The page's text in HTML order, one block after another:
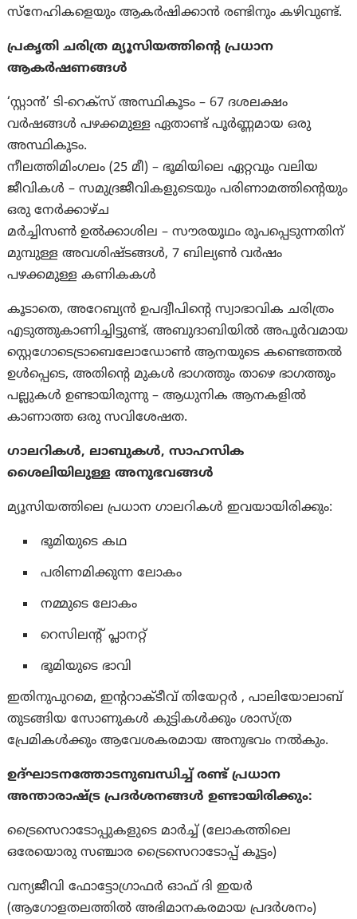
സ്നേഹികളെയും ആകർഷിക്കാൻ രണ്ടിനും കഴിവുണ്ട്.
പ്രകൃതി ചരിത്ര മ്യൂസിയത്തിന്റെ പ്രധാന
ആകർഷണങ്ങൾ
‘സ്റ്റാൻ’ ടി-റെക്സ് അസ്ഥികൂടം – 67 ദശലക്ഷം
വർഷങ്ങൾ പഴക്കമുള്ള ഏതാണ്ട് പൂർണ്ണമായ ഒരു
അസ്ഥികൂടം.
നീലത്തിമിംഗലം (25 മീ) – ഭൂമിയിലെ ഏറ്റവും വലിയ
ജീവികൾ – സമുദ്രജീവികളുടെയും പരിണാമത്തിന്റെയും
ഒരു നേർക്കാഴ്ച
മർച്ചിസൺ ഉൽക്കാശില – സൗരയൂഥം രൂപപ്പെടുന്നതിന്
മുമ്പുള്ള അവശിഷ്ടങ്ങൾ, 7 ബില്യൺ വർഷം
പഴക്കമുള്ള കണികകൾ
കൂടാതെ, അറേബ്യൻ ഉപദ്വീപിന്റെ സ്വാഭാവിക ചരിത്രം
എടുത്തുകാണിച്ചിട്ടുണ്ട്, അബുദാബിയിൽ അപൂർവമായ
സ്റ്റെഗോടെട്രാബെലോഡോൺ ആനയുടെ കണ്ടെത്തൽ
ഉൾപ്പെടെ, അതിന്റെ മുകൾ ഭാഗത്തും താഴെ ഭാഗത്തും
പല്ലുകൾ ഉണ്ടായിരുന്നു – ആധുനിക ആനകളിൽ
കാണാത്ത ഒരു സവിശേഷത.
ഗാലറികൾ, ലാബുകൾ, സാഹസിക
ശൈലിയിലുള്ള അനുഭവങ്ങൾ
മ്യൂസിയത്തിലെ പ്രധാന ഗാലറികൾ ഇവയായിരിക്കും:
ഭൂമിയുടെ കഥ
പരിണമിക്കുന്ന ലോകം
നമ്മുടെ ലോകം
റെസിലന്റ് പ്ലാനറ്റ്
ഭൂമിയുടെ ഭാവി
ഇതിനുപുറമെ, ഇന്ററാക്ടീവ് തിയേറ്റർ , പാലിയോലാബ്
തുടങ്ങിയ സോണുകൾ കുട്ടികൾക്കും ശാസ്ത്ര
പ്രേമികൾക്കും ആവേശകരമായ അനുഭവം നൽകും.
ഉദ്ഘാടനത്തോടനുബന്ധിച്ച് രണ്ട് പ്രധാന
അന്താരാഷ്ട്ര പ്രദർശനങ്ങൾ ഉണ്ടായിരിക്കും:
ട്രൈസെറാടോപ്പുകളുടെ മാർച്ച് (ലോകത്തിലെ
ഒരേയൊരു സഞ്ചാര ട്രൈസെറാടോപ്പ് കൂട്ടം)
വന്യജീവി ഫോട്ടോഗ്രാഫർ ഓഫ് ദി ഇയർ
(ആഗോളതലത്തിൽ അഭിമാനകരമായ പ്രദർശനം)